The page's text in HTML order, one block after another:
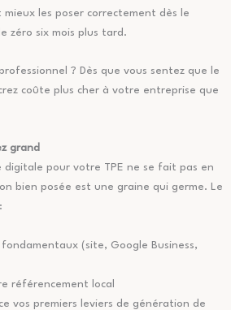
mieux les poser correctement dès le
zéro six mois plus tard.
? Dès que vous sentez que le
coûte plus cher à votre entreprise que
grand
digitale pour votre TPE ne se fait pas en
bien posée est une graine qui germe. Le
fondamentaux (site, Google Business,
référencement local
vos premiers leviers de génération de